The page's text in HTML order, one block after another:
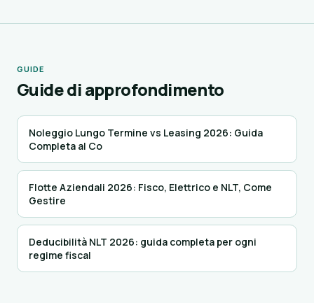
GUIDE
Guide di approfondimento
Noleggio Lungo Termine vs Leasing 2026: Guida
Completa al Co
Flotte Aziendali 2026: Fisco, Elettrico e NLT, Come
Gestire
Deducibilità NLT 2026: guida completa per ogni
regime fiscal